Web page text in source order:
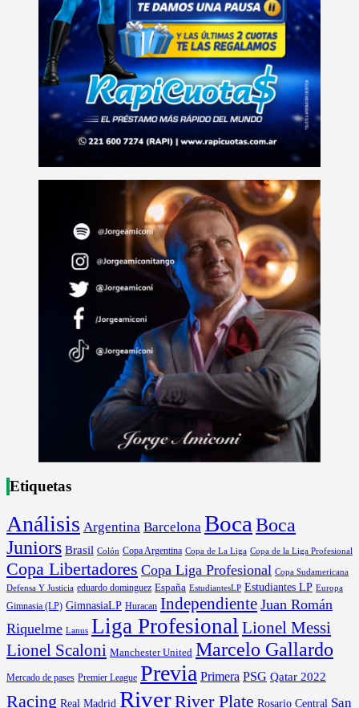
Etiquetas
Análisis Argentina Barcelona Boca Boca
Juniors Brasil Colón Copa Argentina Copa de La Liga Copa de la Liga Profesional
Copa Libertadores Copa Liga Profesional Copa Sudamericana
Defensa Y Justicia eduardo dominguez España EstudiantesLP Estudiantes LP Europa
Gimnasia (LP) GimnasiaLP Huracan Independiente Juan Román
Riquelme Lanus Liga Profesional Lionel Messi
Lionel Scaloni Manchester United Marcelo Gallardo
Mercado de pases Premier League Previa Primera PSG Qatar 2022
Racing Real Madrid RiverRiver Plate Rosario Central San